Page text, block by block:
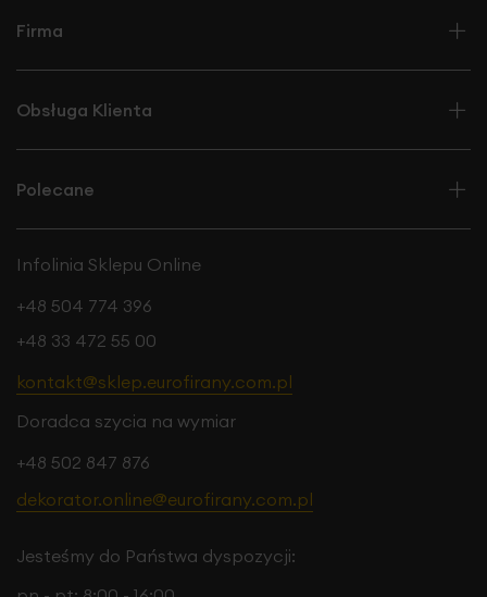
Firma
Obsługa Klienta
Polecane
Infolinia Sklepu Online
+48 504 774 396
+48 33 472 55 00
kontakt@sklep.eurofirany.com.pl
Doradca szycia na wymiar
+48 502 847 876
dekorator.online@eurofirany.com.pl
Jesteśmy do Państwa dyspozycji: